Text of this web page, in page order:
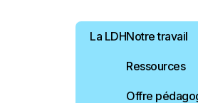
La LDHNotre travail
Ressources
Offre